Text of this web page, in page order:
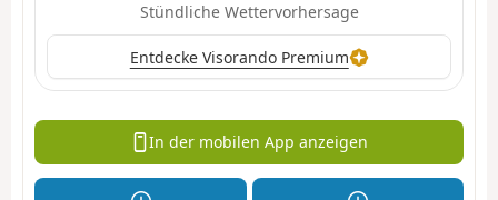
Stündliche Wettervorhersage
Entdecke Visorando Premium
In der mobilen App anzeigen